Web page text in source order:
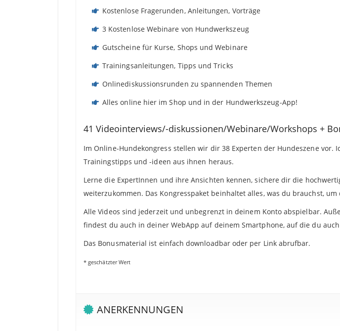
Kostenlose Fragerunden, Anleitungen, Vorträge
3 Kostenlose Webinare von Hundwerkszeug
Gutscheine für Kurse, Shops und Webinare
Trainingsanleitungen, Tipps und Tricks
Onlinediskussionsrunden zu spannenden Themen
Alles online hier im Shop und in der Hundwerkszeug-App!
41 Videointerviews/-diskussionen/Webinare/Workshops +
Im Online-Hundekongress stellen wir dir 38 Experten der Hundeszene
Trainingstipps und -ideen aus ihnen heraus.
Lerne die ExpertInnen und ihre Ansichten kennen, sichere dir die
weiterzukommen. Das Kongresspaket beinhaltet alles, was du brauchst,
Alle Videos sind jederzeit und unbegrenzt in deinem Konto abspielbar.
findest du auch in deiner WebApp auf deinem Smartphone, auf die du
Das Bonusmaterial ist einfach downloadbar oder per Link abrufbar.
* geschätzter Wert
ANERKENNUNGEN